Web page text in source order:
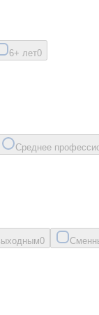
6+ лет0
Среднее
0